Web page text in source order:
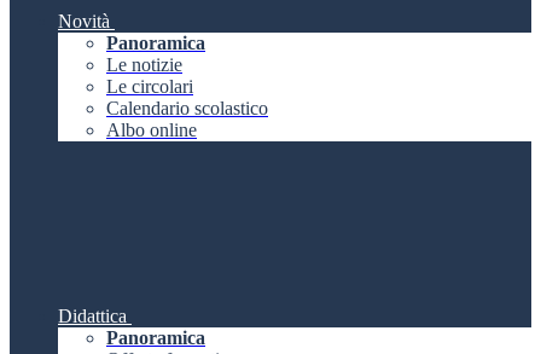
Novità
Panoramica
Le notizie
Le circolari
Calendario scolastico
Albo online
Didattica
Panoramica